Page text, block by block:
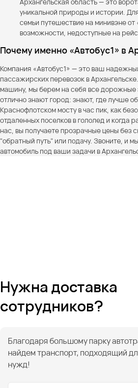
уникальной природы и истории.
семьи путешествие на минивэне от
возможности, недоступные на
Почему именно «Автобус1» в
Компания «Автобус1» — это ваш
пассажирских перевозок в
машину, мы берем на себя все
отлично знают город: знают, где лучше
Краснофлотском мосту в час пик, как
отдаленных поселков в гололед и когда
нас, вы получаете прозрачные цены без
"обратный путь" или подачу. Звоните, и
автомобиль под ваши задачи в
Нужна доставка
сотрудников?
Благодаря большому парку
найдем транспорт, подходящий
нужд!